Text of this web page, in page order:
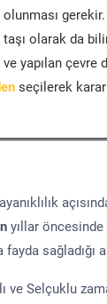
olarak da
ve yapılan çevre
seçilerek
yıllar öncesinde
sağladığı
ve Selçuklu